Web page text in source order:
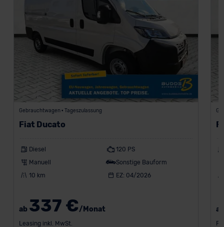
Gebrauchtwagen • Tageszulassung
Fiat Ducato
Diesel
120 PS
Manuell
Sonstige Bauform
10 km
EZ: 04/2026
ab 337 €/Monat
Leasing inkl. MwSt.